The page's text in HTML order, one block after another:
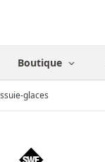
Boutique
glaces